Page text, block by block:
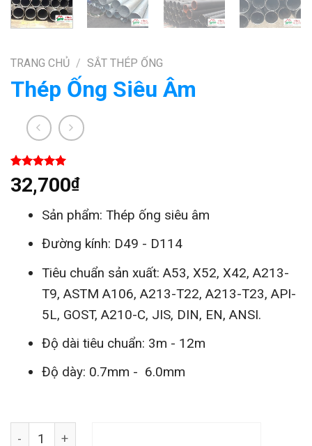
TRANG CHỦ / SẮT THÉP ỐNG
Thép Ống Siêu Âm
5.00trên 5
dựa trên
1
32,700₫
Sản phẩm: Thép ống siêu âm
Đường kính: D49 - D114
Tiêu chuẩn sản xuất: A53, X52, X42, A213-
T9, ASTM A106, A213-T22, A213-T23, API-
5L, GOST, A210-C, JIS, DIN, EN, ANSI.
Độ dài tiêu chuẩn: 3m - 12m
Độ dày: 0.7mm - 6.0mm